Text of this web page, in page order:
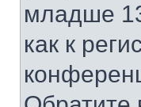
младше
как к